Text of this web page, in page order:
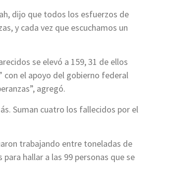
dijo que todos los esfuerzos de
y cada vez que escuchamos un
se elevó a 159, 31 de ellos
el apoyo del gobierno federal
agregó.
Suman cuatro los fallecidos por el
trabajando entre toneladas de
hallar a las 99 personas que se